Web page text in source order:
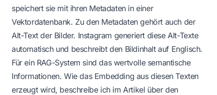
speichert sie mit ihren Metadaten in einer
Vektordatenbank. Zu den Metadaten gehört auch der
Alt-Text der Bilder. Instagram generiert diese Alt-Texte
automatisch und beschreibt den Bildinhalt auf Englisch.
Für ein RAG-System sind das wertvolle semantische
Informationen. Wie das Embedding aus diesen Texten
erzeugt wird, beschreibe ich imArtikel über den